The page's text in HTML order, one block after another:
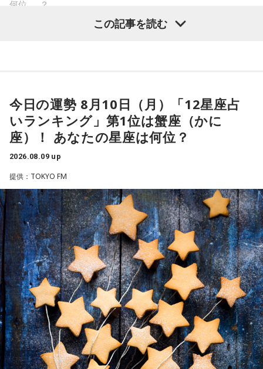
リスマ性を育み、さらなる高みを目指すいわば仮住まいの状
凡人にはよくわからないと思いますが
これはカリスマたちの物語です。
■番組名： 『めちゃめちゃカリスマなラジオ』
■放送日時： 2026年秋 ※放送日時詳細は後日発表
■出演： 小野友樹、山中真尋、福原かつみ、細田健太、日向
朔公、大河元気、橋詰知久
■メールアドレス： charisma@joqr.net
■番組ハッシュタグ： #カリラジ
■QloveR番組ページ： https://qlover.jp/charisma ※月額
660円（税込）
■番組告知映像： https://youtu.be/fjp-_Nw_6AQ
デザインの中から、お好きなデザインを1種類お選びいただけ
14日（金）午後8時よりQloveR会員限定生配信を実施しま
す。記念すべき初回生配信には、山中真尋（草薙理解役）、
福原かつみ（本橋依央利役）が出演。番組スタートに先駆
け、ラジオ番組への意気込みや番組の楽しみ方、今後の展開
などをたっぷりトークします。
■『カリスマ』作品概要
原作：Dazed CO.,LTD.
松原 秀
音楽製作：EVIL LINE RECORDS
キャラクターデザイン：えびも
アートディレクション：BALCOLONY.
『カリスマ』は、音楽原作キャラクターラッププロジェクト
『ヒプノシスマイク –Division Rap Battle-』の開発、運営を
手掛けるEVIL LINE RECORDSと株式会社Dazedが手掛ける二
次元キャラクターコンテンツ。
何位……？
い気持ちを前に出して、行動していくと良いでしょう。気に
なる相手にも自信を持って接するようにしましょう。
【2位】蠍座（さそり座）
ラッキーなことが起こりそう。周りからの評価も上がって、
充実感を覚えるようです。努力などが認められると、心も落
で、良い縁ができるかも。
【3位】魚座（うお座）
心の中にあった、わだかまりを解消できるようです。ほっと
できると、自分らしく活動できることでしょう。恋愛に対し
ても前向きになれそう。情熱的な相手を通して自分自身も成
長できるようです。
【4位】乙女座（おとめ座）
思い切りの良さを大事にしてみましょう。出かけるときは、
普段よりもオシャレをすると良いでしょう。モチベーション
が上がって、何でも上手くできそう。無難な色よりも、挑戦
的な色を選んでみて。
この記事を読む
今日の運勢 8月10日（月）「12星座占
いランキング」第1位は蟹座（かに
座）！ あなたの星座は何位？
2026.08.09 up
提供：TOKYO FM